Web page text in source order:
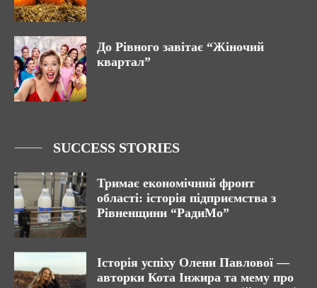
До Рівного завітає “Жіночий
квартал”
SUCCESS STORIES
Тримає економічний фронт
області: історія підприємства з
Рівненщини “РадиМо”
Історія успіху Олени Павлової —
авторки Кота Інжира та мему про